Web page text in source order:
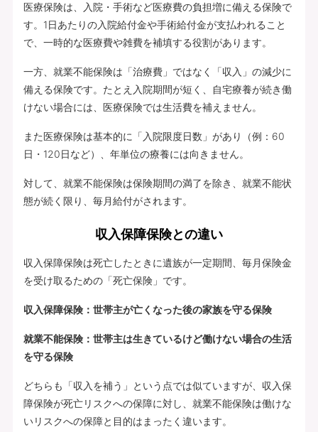
医療保険は、入院・手術など医療費の負担増に備える保険で
す。1日あたりの入院給付金や手術給付金が支払われること
で、一時的な医療費や雑費を補填する役割があります。
一方、就業不能保険は「治療費」ではなく「収入」の減少に
備える保険です。たとえ入院期間が短く、自宅療養が続き働
けない場合には、医療保険では生活費を補えません。
また医療保険は基本的に「入院限度日数」があり（例：60
日・120日など）、年単位の療養には向きません。
対して、就業不能保険は保険期間の満了を除き、就業不能状
態が続く限り、毎月給付がされます。
収入保障保険との違い
収入保障保険は死亡したときに遺族が一定期間、毎月保険金
を受け取るための「死亡保険」です。
収入保障保険：世帯主が亡くなった後の家族を守る保険
就業不能保険：世帯主は生きているけど働けない場合の生活
を守る保険
どちらも「収入を補う」という点では似ていますが、収入保
障保険が死亡リスクへの保障に対し、就業不能保険は働けな
いリスクへの保障と目的はまったく違います。